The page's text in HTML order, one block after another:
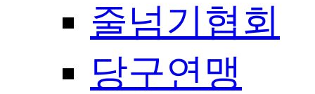
줄넘기협회
당구연맹